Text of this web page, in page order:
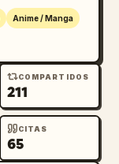
Anime / Manga
COMPARTIDOS
211
CITAS
65